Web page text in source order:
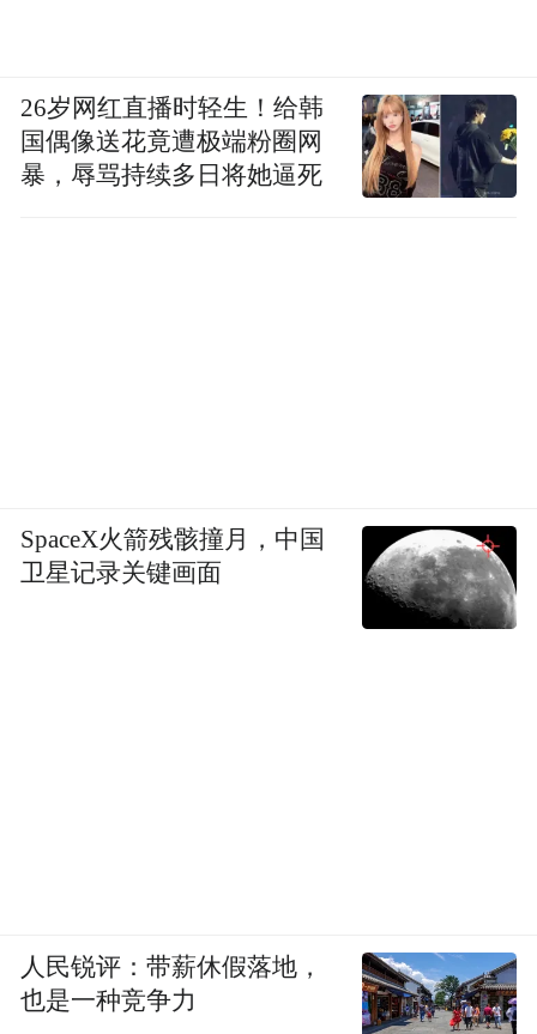
26岁网红直播时轻生！给韩
国偶像送花竟遭极端粉圈网
暴，辱骂持续多日将她逼死
SpaceX火箭残骸撞月，中国
卫星记录关键画面
人民锐评：带薪休假落地，
也是一种竞争力